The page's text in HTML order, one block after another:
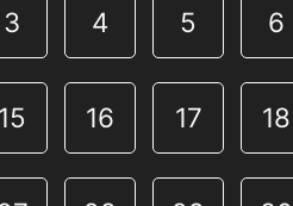
3 4 5 6
15 16 17 18